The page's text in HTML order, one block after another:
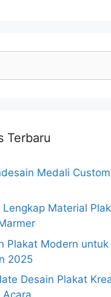
Terbaru
Medali
Lengkap Material
Plakat Modern
2025
Desain Plakat
Acara